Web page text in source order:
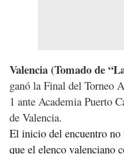
Valencia (Tomado de
ganó la Final del Torneo
1 ante Academia Puerto
de Valencia.
El inicio del encuentro
que el elenco valenciano